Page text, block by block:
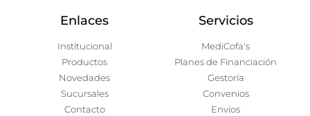
Enlaces
Institucional
Productos
Novedades
Sucursales
Contacto
Servicios
MediCofa's
Planes de Financiación
Gestoría
Convenios
Envíos